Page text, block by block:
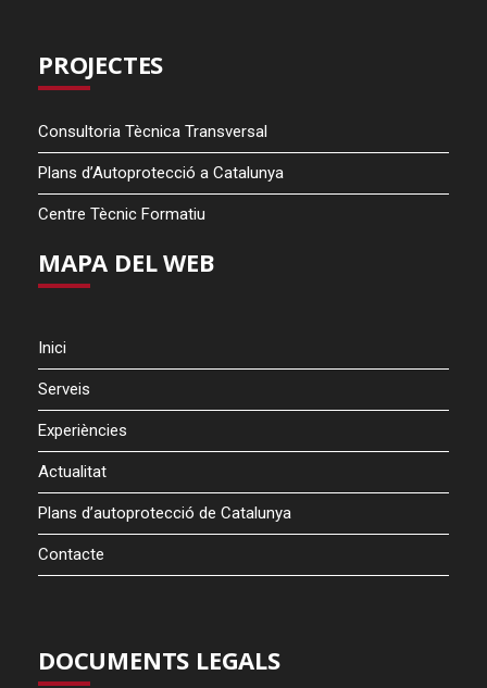
PROJECTES
Consultoria Tècnica Transversal
Plans d’Autoprotecció a Catalunya
Centre Tècnic Formatiu
MAPA DEL WEB
Inici
Serveis
Experiències
Actualitat
Plans d’autoprotecció de Catalunya
Contacte
DOCUMENTS LEGALS